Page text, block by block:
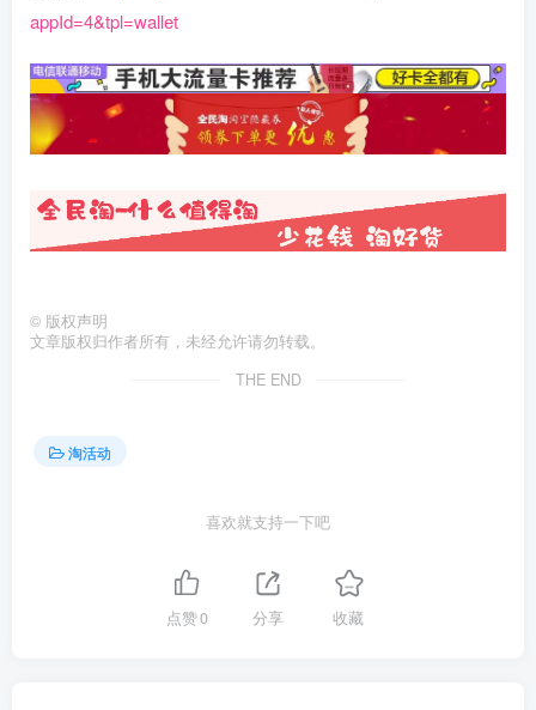
appId=4&tpl=wallet
© 版权声明
文章版权归作者所有，未经允许请勿转载。
THE END
淘活动
喜欢就支持一下吧
点赞0 分享 收藏